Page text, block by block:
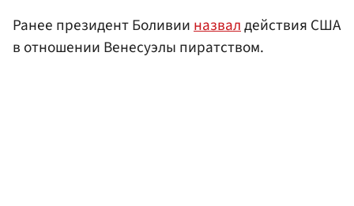
Ранее президент Боливииназвалдействия США
в отношении Венесуэлы пиратством.